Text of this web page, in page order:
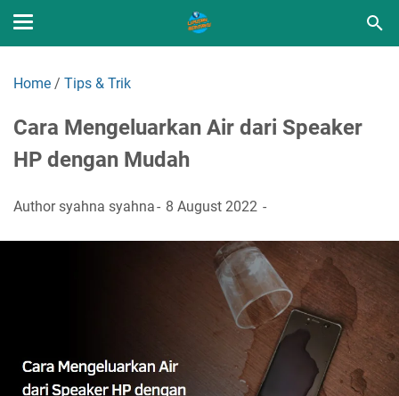
Home / Tips & Trik
Cara Mengeluarkan Air dari Speaker
HP dengan Mudah
Authorsyahna syahna 8 August 2022